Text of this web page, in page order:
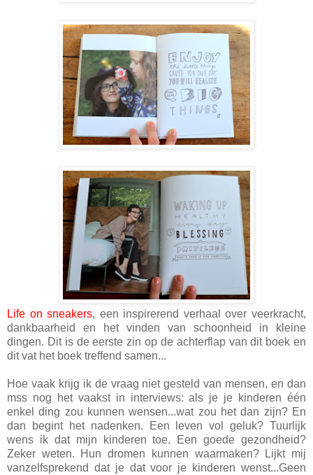
Life on sneakers, een inspirerend verhaal over veerkracht,
dankbaarheid en het vinden van schoonheid in kleine
dingen. Dit is de eerste zin op de achterflap van dit boek en
dit vat het boek treffend samen...
Hoe vaak krijg ik de vraag niet gesteld van mensen, en dan
mss nog het vaakst in interviews: als je je kinderen één
enkel ding zou kunnen wensen...wat zou het dan zijn? En
dan begint het nadenken. Een leven vol geluk? Tuurlijk
wens ik dat mijn kinderen toe. Een goede gezondheid?
Zeker weten. Hun dromen kunnen waarmaken? Lijkt mij
vanzelfsprekend dat je dat voor je kinderen wenst...Geen